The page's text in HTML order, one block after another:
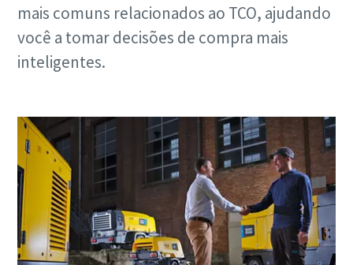
mais comuns relacionados ao TCO, ajudando
você a tomar decisões de compra mais
inteligentes.